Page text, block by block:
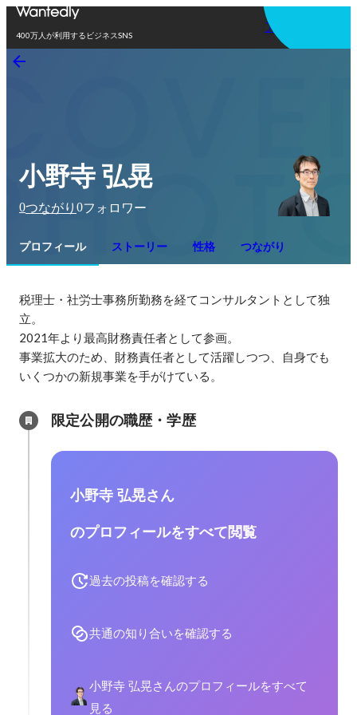
400万人が利用するビジネスSNS
アプリを使う
小野寺 弘晃
0つながり 0フォロワー
プロフィール ストーリー 性格 つながり
税理士・社労士事務所勤務を経てコンサルタントとして独
立。
2021年より最高財務責任者として参画。
事業拡大のため、財務責任者として活躍しつつ、自身でも
いくつかの新規事業を手がけている。
限定公開の職歴・学歴
小野寺 弘晃さん
のプロフィールをすべて閲覧
過去の投稿を確認する
共通の知り合いを確認する
小野寺 弘晃さんのプロフィールをすべて
見る